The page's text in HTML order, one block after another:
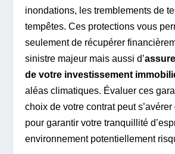
inondations, les tremblements de
tempêtes. Ces protections vous
seulement de récupérer
sinistre majeur mais aussi d’
de votre investissement
aléas climatiques. Évaluer ces
choix de votre contrat peut
pour garantir votre tranquillité
environnement potentiellement